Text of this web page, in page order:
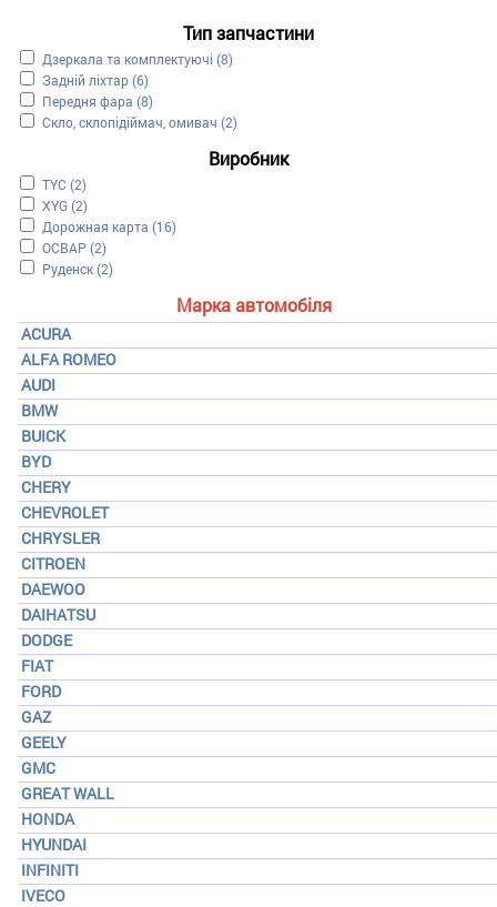
Тип запчастини
Apply Дзеркала та комплектуючі filter
Дзеркала та комплектуючі (8)
Apply Задній ліхтар filter
Задній ліхтар (6)
Apply Передня фара filter
Передня фара (8)
Apply Скло, склопідіймач, омивач filter
Скло, склопідіймач, омивач (2)
Виробник
Apply TYC filter
TYC (2)
Apply XYG filter
XYG (2)
Apply Дорожная карта filter
Дорожная карта (16)
Apply ОСВАР filter
ОСВАР (2)
Apply Руденск filter
Руденск (2)
Марка автомобіля
ACURA
ALFA ROMEO
AUDI
BMW
BUICK
BYD
CHERY
CHEVROLET
CHRYSLER
CITROEN
DAEWOO
DAIHATSU
DODGE
FIAT
FORD
GAZ
GEELY
GMC
GREAT WALL
HONDA
HYUNDAI
INFINITI
IVECO